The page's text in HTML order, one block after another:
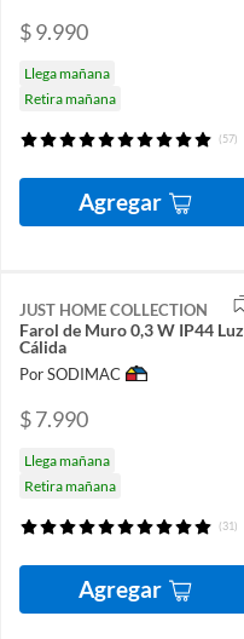
$ 9.990
Llega mañana
Retira mañana
(57)
Agregar
JUST HOME COLLECTION
Farol de Muro 0,3 W IP44 Luz
Cálida
Por SODIMAC
$ 7.990
Llega mañana
Retira mañana
(31)
Agregar